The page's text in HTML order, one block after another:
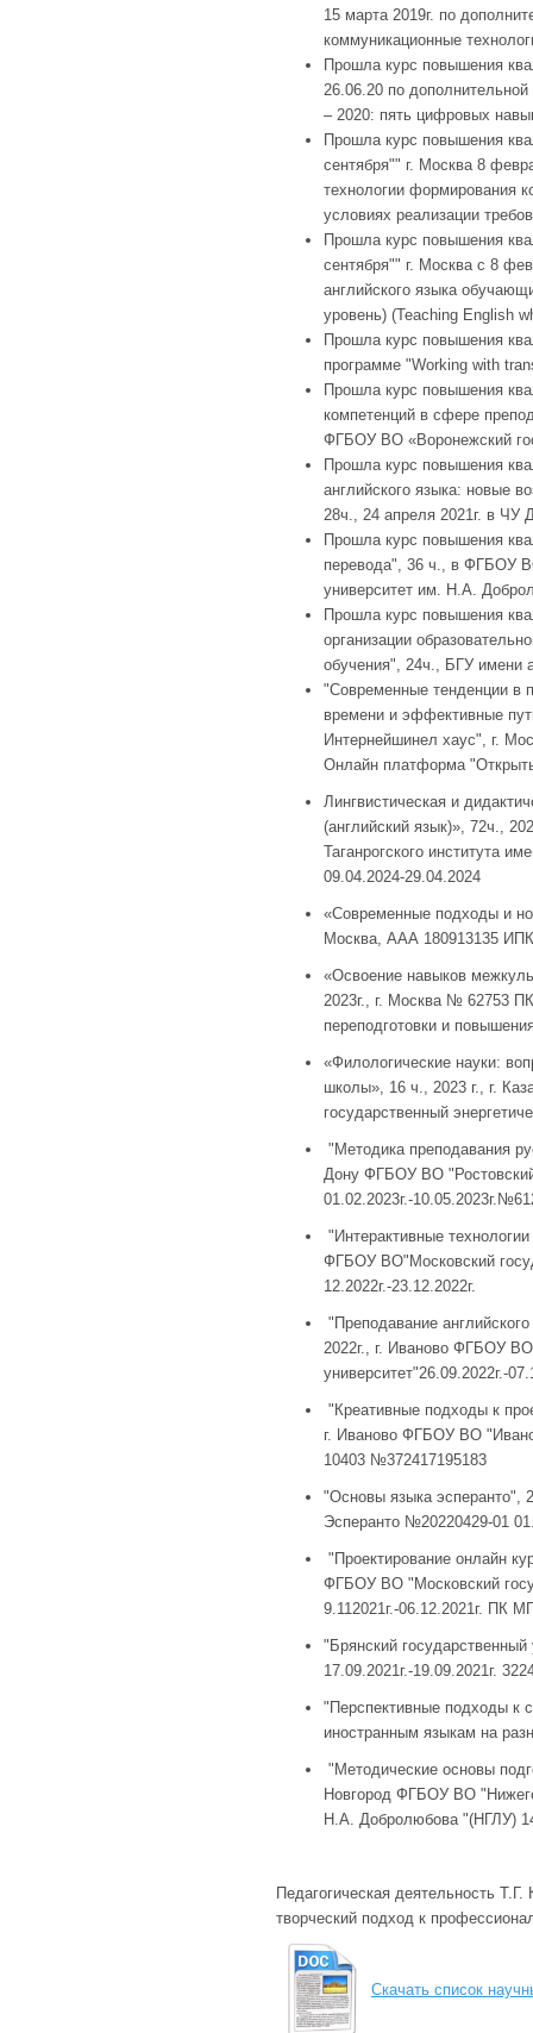
15 марта 2019г. по
коммуникационные
Прошла курс повышения
26.06.20 по
– 2020: пять цифровых
Прошла курс повышения
сентября"" г. Москва 8
технологии формирования
условиях реализации
Прошла курс повышения
сентября"" г. Москва с 8
английского языка
уровень) (Teaching English
Прошла курс повышения
программе "Working with
Прошла курс повышения
компетенций в сфере
ФГБОУ ВО «Воронежский
Прошла курс повышения
английского языка: новые
28ч., 24 апреля 2021г. в
Прошла курс повышения
перевода", 36 ч., в ФГБОУ
университет им. Н.А.
Прошла курс повышения
организации
обучения", 24ч., БГУ имени
"Современные тенденции в
времени и эффективные
Интернейшинел хаус", г.
Онлайн платформа
Лингвистическая и
(английский язык)», 72ч.,
Таганрогского института
09.04.2024-29.04.2024
«Современные подходы и
Москва, ААА 180913135
«Освоение навыков
2023г., г. Москва № 62753
переподготовки и
«Филологические науки:
школы», 16 ч., 2023 г., г.
государственный
"Методика преподавания
Дону ФГБОУ ВО
01.02.2023г.-
"Интерактивные
ФГБОУ ВО"Московский
12.2022г.-23.12.2022г.
"Преподавание
2022г., г. Иваново ФГБОУ
"Креативные подходы к
г. Иваново ФГБОУ ВО
10403 №372417195183
"Основы языка эсперанто",
Эсперанто №20220429-01
"Проектирование онлайн
ФГБОУ ВО "Московский
9.112021г.-06.12.2021г. ПК
"Брянский
17.09.2021г.-19.09.2021г.
"Перспективные подходы к
иностранным языкам на
"Методические основы
Новгород ФГБОУ ВО
Н.А. Добролюбова "(НГЛУ)
Педагогическая деятельность
творческий подход к
Скачать список